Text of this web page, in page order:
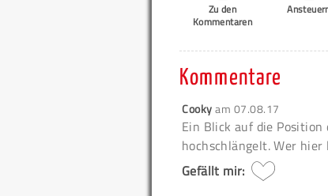
Zu den
Kommentaren
Kommentare
Cookyam 07.08.17
Ein Blick auf die
hochschlängelt. Wer
Gefällt mir: